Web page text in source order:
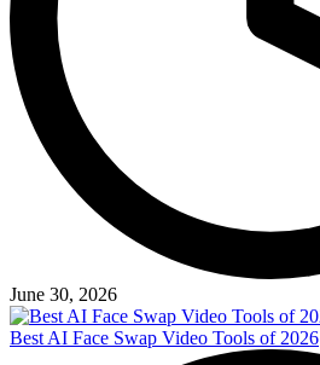
June 30, 2026
Best AI Face Swap Video Tools of 2026